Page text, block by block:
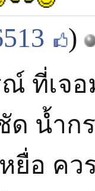
)
ที่เจ
ด น้ำก
ยื่อ ค